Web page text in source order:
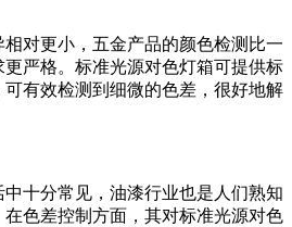
对更小，五金产品的颜色检测比一
严格。标准光源对色灯箱可提供标
有效检测到细微的色差，很好地解
十分常见，油漆行业也是人们熟知
色差控制方面，其对标准光源对色